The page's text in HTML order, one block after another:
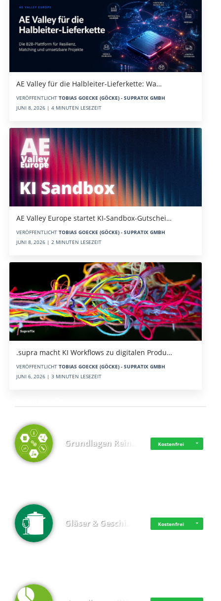
AE Valley für die Halbleiter-Lieferkette: Wa…
VERÖFFENTLICHT TOBIAS GOECKE (GÖCKE) - SUPRATIX GMBH
JUNI 8, 2026 | 4 MINUTEN LESEZEIT
AE Valley Europe startet KI-Sandbox-Gutschei…
VERÖFFENTLICHT TOBIAS GOECKE (GÖCKE) - SUPRATIX GMBH
JUNI 8, 2026 | 2 MINUTEN LESEZEIT
.supra macht KI Workflows zu digitalen Produ…
VERÖFFENTLICHT TOBIAS GOECKE (GÖCKE) - SUPRATIX GMBH
JUNI 6, 2026 | 3 MINUTEN LESEZEIT
Grundlagen Rein… Kostenfrei
Gläser & Geschi… Kostenfrei